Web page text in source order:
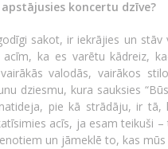
koncertu dzīve?
sakot, ir iekrājies un
ka es varētu kādreiz,
valodās, vairākos
dziesmu, kura sauksies
pie kā strādāju, ir
acīs, ja esam teikuši
un jāmeklē to, kas